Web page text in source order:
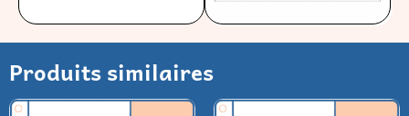
Produits similaires